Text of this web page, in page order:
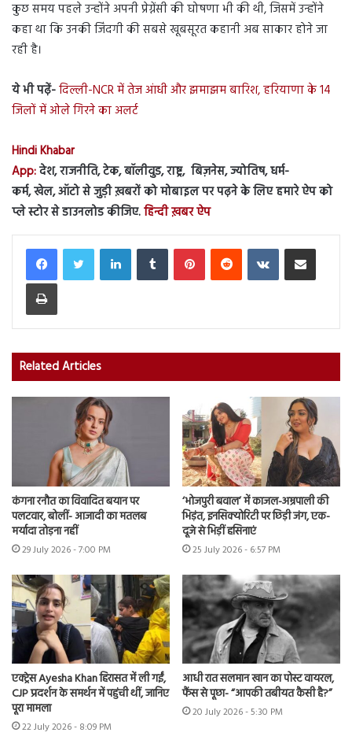
कुछ समय पहले उन्होंने अपनी प्रेग्नेंसी की घोषणा भी की थी, जिसमें उन्होंने
कहा था कि उनकी जिंदगी की सबसे खूबसूरत कहानी अब साकार होने जा
रही है।
ये भी पढ़ें-दिल्ली-NCR में तेज आंधी और झमाझम बारिश, हरियाणा के 14
जिलों में ओले गिरने का अलर्ट
Hindi Khabar
App:देश, राजनीति, टेक, बॉलीवुड, राष्ट्र, बिज़नेस, ज्योतिष, धर्म-
कर्म, खेल, ऑटो से जुड़ी ख़बरों को मोबाइल पर पढ़ने के लिए हमारे ऐप को
प्ले स्टोर से डाउनलोड कीजिए.हिन्दी ख़बर ऐप
LinkedInTumblr PinterestReddit VKontakteShare via Email
Print
Related Articles
कंगना रनौत का विवादित बयान पर
पलटवार, बोलीं- आजादी का मतलब
मर्यादा तोड़ना नहीं
29 July 2026 - 7:00 PM
‘भोजपुरी बवाल’ में काजल-अम्रपाली की
भिड़ंत, इनसिक्योरिटी पर छिड़ी जंग, एक-
दूजे से भिड़ीं हसिनाएं
25 July 2026 - 6:57 PM
एक्ट्रेस Ayesha Khan हिरासत में ली गईं,
CJP प्रदर्शन के समर्थन में पहुंची थीं, जानिए
पूरा मामला
22 July 2026 - 8:09 PM
आधी रात सलमान खान का पोस्ट वायरल,
फैंस से पूछा- “आपकी तबीयत कैसी है?”
20 July 2026 - 5:30 PM